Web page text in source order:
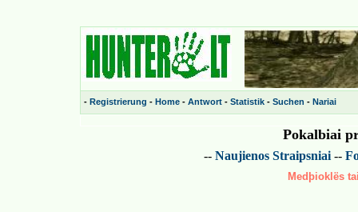
- Registrierung - Home - Antwort - Statistik - Suchen - Nariai
Pokalbiai
-- Naujienos Straipsniai--
Medþioklës